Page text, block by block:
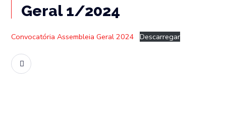
Geral 1/2024
Convocatória Assembleia Geral 2024 Descarregar